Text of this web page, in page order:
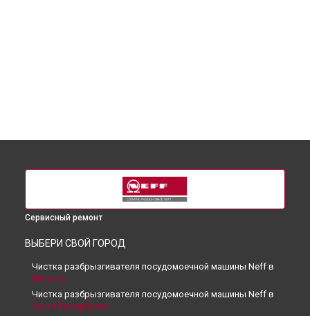
Сервисный ремонт
ВЫБЕРИ СВОЙ ГОРОД
Чистка разбрызгивателя посудомоечной машины Neff в
Москве
Чистка разбрызгивателя посудомоечной машины Neff в
Санкт-Петербурге